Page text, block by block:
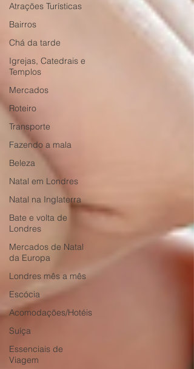
Atrações Turísticas
Bairros
Chá da tarde
Igrejas, Catedrais e
Templos
Mercados
Roteiro
Transporte
Fazendo a mala
Beleza
Natal em Londres
Natal na Inglaterra
Bate e volta de
Londres
Mercados de Natal
da Europa
Londres mês a mês
Escócia
Acomodações/Hotéis
Suíça
Essenciais de
Viagem